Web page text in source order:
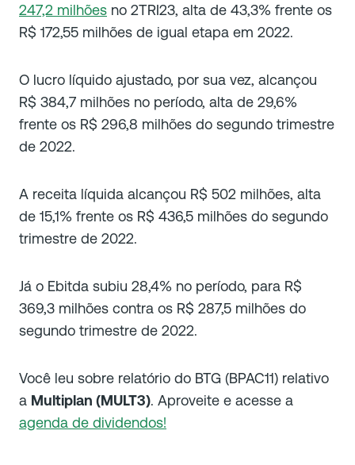
247,2 milhões no 2TRI23, alta de 43,3% frente os
R$ 172,55 milhões de igual etapa em 2022.
O lucro líquido ajustado, por sua vez, alcançou
R$ 384,7 milhões no período, alta de 29,6%
frente os R$ 296,8 milhões do segundo trimestre
de 2022.
A receita líquida alcançou R$ 502 milhões, alta
de 15,1% frente os R$ 436,5 milhões do segundo
trimestre de 2022.
Já o Ebitda subiu 28,4% no período, para R$
369,3 milhões contra os R$ 287,5 milhões do
segundo trimestre de 2022.
Você leu sobre relatório do BTG (BPAC11) relativo
a Multiplan (MULT3). Aproveite e acesse a
agenda de dividendos!